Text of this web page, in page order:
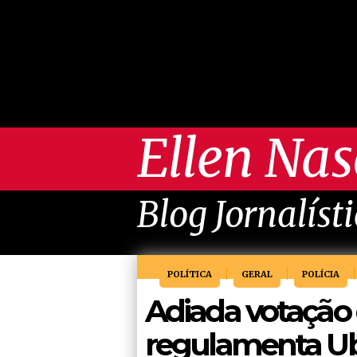
Ellen
Blog
POLÍTICA GERAL POLÍCIA
Adiada
regulamenta